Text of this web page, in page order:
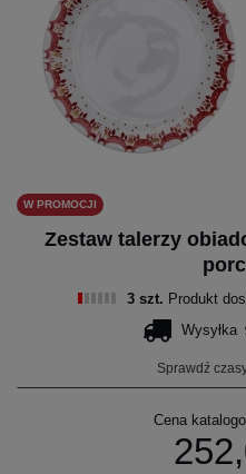
W PROMOCJI
Zestaw talerzy
3 szt. Produkt
Wysyłka
Sprawdź
Cena